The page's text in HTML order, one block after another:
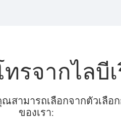
รจากไลบี
สามารถเลือกจากตัวเลื
ของเรา: